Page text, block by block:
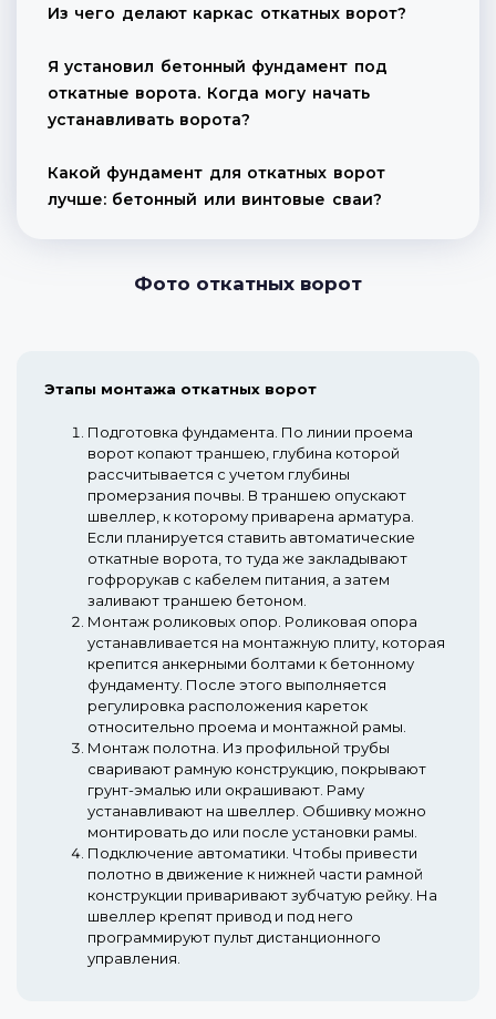
Из чего делают каркас откатных ворот?
Я установил бетонный фундамент под
откатные ворота. Когда могу начать
устанавливать ворота?
Какой фундамент для откатных ворот
лучше: бетонный или винтовые сваи?
Фото откатных ворот
Этапы монтажа откатных ворот
Подготовка фундамента. По линии проема
ворот копают траншею, глубина которой
рассчитывается с учетом глубины
промерзания почвы. В траншею опускают
швеллер, к которому приварена арматура.
Если планируется ставить автоматические
откатные ворота, то туда же закладывают
гофрорукав с кабелем питания, а затем
заливают траншею бетоном.
Монтаж роликовых опор. Роликовая опора
устанавливается на монтажную плиту, которая
крепится анкерными болтами к бетонному
фундаменту. После этого выполняется
регулировка расположения кареток
относительно проема и монтажной рамы.
Монтаж полотна. Из профильной трубы
сваривают рамную конструкцию, покрывают
грунт-эмалью или окрашивают. Раму
устанавливают на швеллер. Обшивку можно
монтировать до или после установки рамы.
Подключение автоматики. Чтобы привести
полотно в движение к нижней части рамной
конструкции приваривают зубчатую рейку. На
швеллер крепят привод и под него
программируют пульт дистанционного
управления.